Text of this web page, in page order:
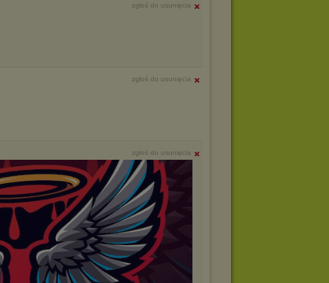
zgłoś do usunięcia
zgłoś do usunięcia
zgłoś do usunięcia